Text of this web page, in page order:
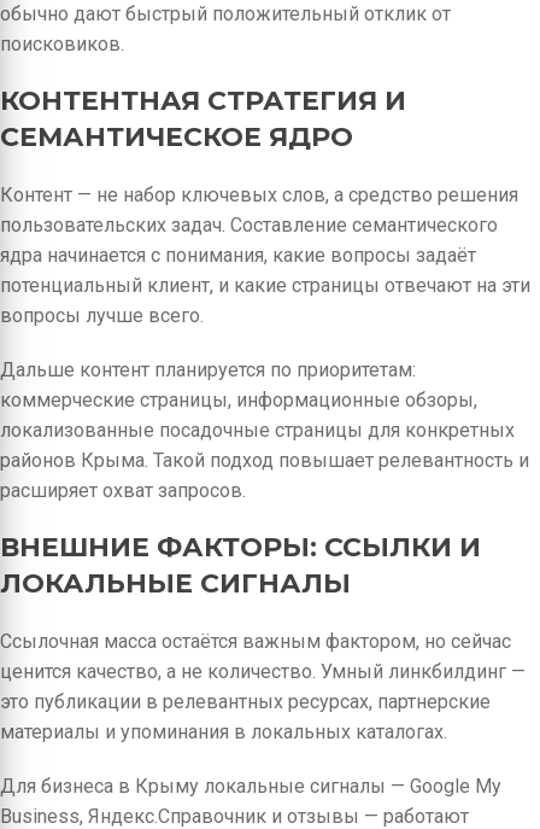
обычно дают быстрый положительный отклик от
поисковиков.
КОНТЕНТНАЯ СТРАТЕГИЯ И
СЕМАНТИЧЕСКОЕ ЯДРО
Контент — не набор ключевых слов, а средство решения
пользовательских задач. Составление семантического
ядра начинается с понимания, какие вопросы задаёт
потенциальный клиент, и какие страницы отвечают на эти
вопросы лучше всего.
Дальше контент планируется по приоритетам:
коммерческие страницы, информационные обзоры,
локализованные посадочные страницы для конкретных
районов Крыма. Такой подход повышает релевантность и
расширяет охват запросов.
ВНЕШНИЕ ФАКТОРЫ: ССЫЛКИ И
ЛОКАЛЬНЫЕ СИГНАЛЫ
Ссылочная масса остаётся важным фактором, но сейчас
ценится качество, а не количество. Умный линкбилдинг —
это публикации в релевантных ресурсах, партнерские
материалы и упоминания в локальных каталогах.
Для бизнеса в Крыму локальные сигналы — Google My
Business, Яндекс.Справочник и отзывы — работают